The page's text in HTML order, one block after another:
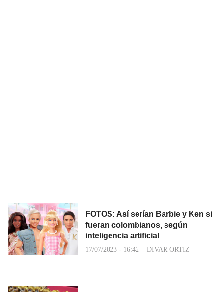
FOTOS: Así serían Barbie y Ken si
fueran colombianos, según
inteligencia artificial
17/07/2023 - 16:42 DIVAR ORTIZ